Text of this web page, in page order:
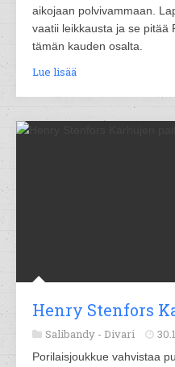
aikojaan polvivammaan.
vaatii leikkausta ja se pitää
tämän kauden osalta.
Lue lisää
Henry Stenfors
Salibandy - Divari
Porilaisjoukkue vahvistaa